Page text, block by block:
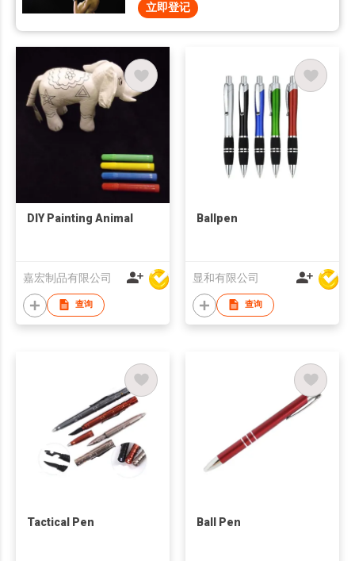
立即登记
DIY Painting Animal
嘉宏制品有限公司
查询
Ballpen
显和有限公司
查询
Tactical Pen Ball Pen